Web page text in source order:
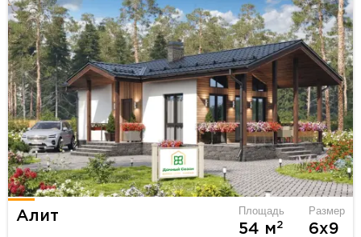
Алит Площадь
54 м2
Размер
6х9